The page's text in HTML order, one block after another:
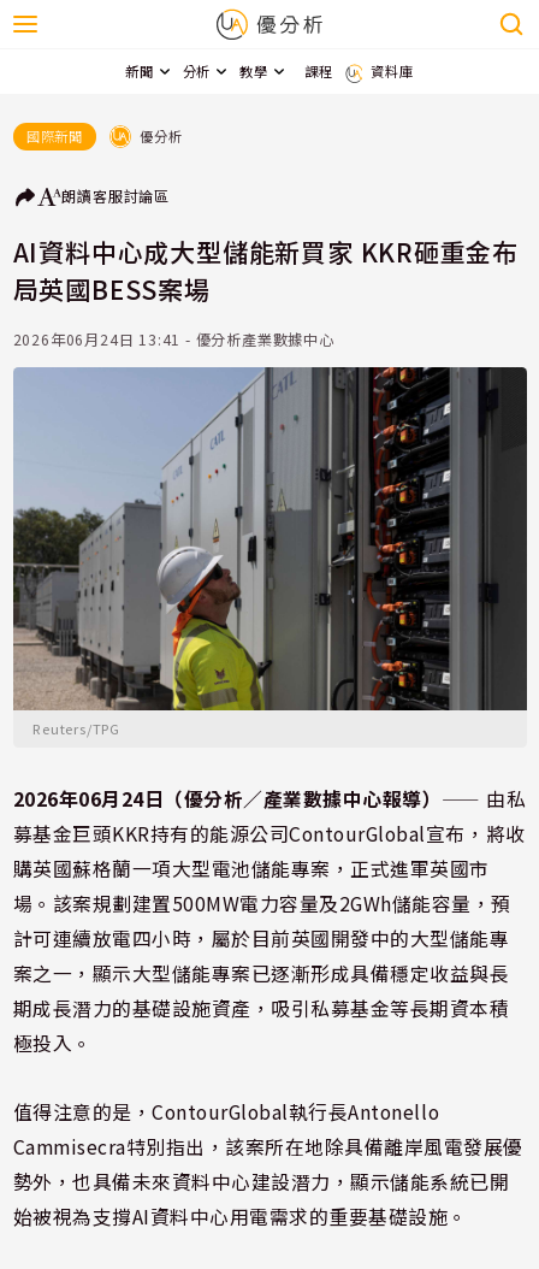
新聞 分析 教學 課程 資料庫
國際新聞 優分析
朗讀客服討論區
AI資料中心成大型儲能新買家 KKR砸重金布
局英國BESS案場
2026年06月24日 13:41 - 優分析產業數據中心
Reuters/TPG
2026年06月24日（優分析／產業數據中心報導） ⸺ 由私
募基金巨頭KKR持有的能源公司ContourGlobal宣布，將收
購英國蘇格蘭一項大型電池儲能專案，正式進軍英國市
場。該案規劃建置500MW電力容量及2GWh儲能容量，預
計可連續放電四小時，屬於目前英國開發中的大型儲能專
案之一，顯示大型儲能專案已逐漸形成具備穩定收益與長
期成長潛力的基礎設施資產，吸引私募基金等長期資本積
極投入。
值得注意的是，ContourGlobal執行長Antonello
Cammisecra特別指出，該案所在地除具備離岸風電發展優
勢外，也具備未來資料中心建設潛力，顯示儲能系統已開
始被視為支撐AI資料中心用電需求的重要基礎設施。